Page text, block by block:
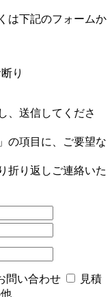
は下記のフォームか
り
、送信してくださ
の項目に、ご要望な
折り返しご連絡いた
問い合わせ
見積